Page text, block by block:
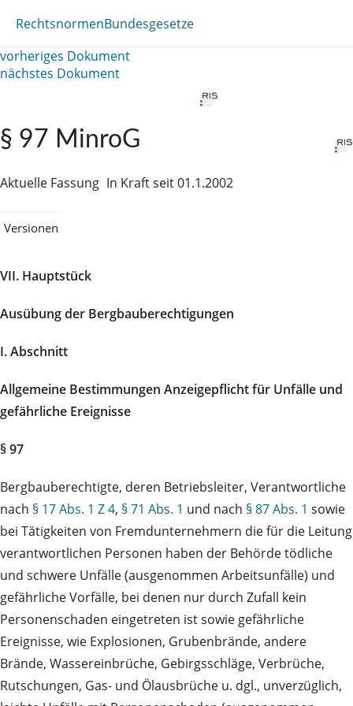
RechtsnormenBundesgesetze
vorheriges Dokument
nächstes Dokument
§ 97 MinroG
Aktuelle Fassung In Kraft seit 01.1.2002
Versionen
VII. Hauptstück
Ausübung der Bergbauberechtigungen
I. Abschnitt
Allgemeine Bestimmungen Anzeigepflicht für Unfälle und
gefährliche Ereignisse
§ 97
Bergbauberechtigte, deren Betriebsleiter, Verantwortliche
nach § 17 Abs. 1 Z 4, § 71 Abs. 1 und nach § 87 Abs. 1 sowie
bei Tätigkeiten von Fremdunternehmern die für die Leitung
verantwortlichen Personen haben der Behörde tödliche
und schwere Unfälle (ausgenommen Arbeitsunfälle) und
gefährliche Vorfälle, bei denen nur durch Zufall kein
Personenschaden eingetreten ist sowie gefährliche
Ereignisse, wie Explosionen, Grubenbrände, andere
Brände, Wassereinbrüche, Gebirgsschläge, Verbrüche,
Rutschungen, Gas- und Ölausbrüche u. dgl., unverzüglich,